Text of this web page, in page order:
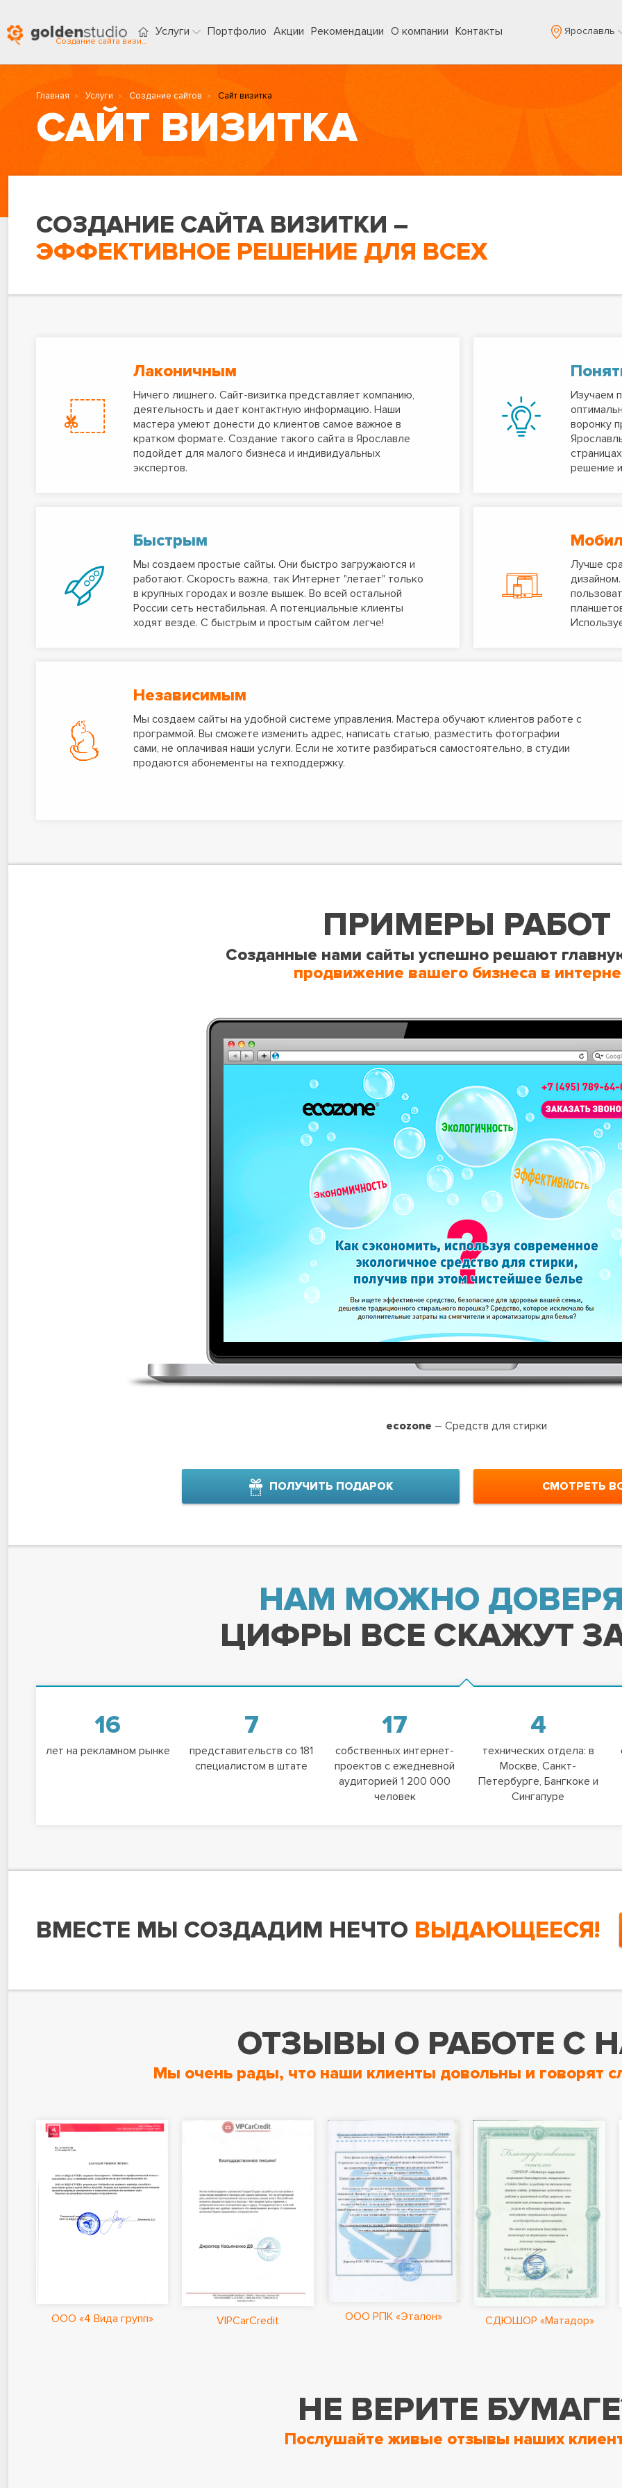
Создание сайта визитки в Ярославле
Услуги Портфолио Акции Рекомендации О компании Контакты Ярославль
Главная Услуги Создание сайтов Сайт визитка
САЙТ ВИЗИТКА
СОЗДАНИЕ САЙТА ВИЗИТКИ –
ЭФФЕКТИВНОЕ РЕШЕНИЕ ДЛЯ ВСЕХ
Лаконичным
Ничего лишнего. Сайт-визитка представляет компанию,
деятельность и дает контактную информацию. Наши
мастера умеют донести до клиентов самое важное в
кратком формате. Создание такого сайта в Ярославле
подойдет для малого бизнеса и индивидуальных
экспертов.
Изучаем
воронку
решение
Быстрым
Мы создаем простые сайты. Они быстро загружаются и
работают. Скорость важна, так Интернет "летает" только
в крупных городах и возле вышек. Во всей остальной
России сеть нестабильная. А потенциальные клиенты
ходят везде. С быстрым и простым сайтом легче!
Лучше
Независимым
Мы создаем сайты на удобной системе управления. Мастера обучают клиентов работе с
программой. Вы сможете изменить адрес, написать статью, разместить фотографии
сами, не оплачивая наши услуги. Если не хотите разбираться самостоятельно, в студии
продаются абонементы на техподдержку.
ПРИМЕРЫ РАБОТ
Созданные нами сайты успешно решают
продвижение вашего бизнеса в
ecozone – Средств для стирки
ПОЛУЧИТЬ ПОДАРОК СМОТРЕТЬ
НАМ МОЖНО
ЦИФРЫ ВСЕ СКАЖУТ
16
лет на рекламном рынке
7
представительств со 181
специалистом в штате
17
собственных интернет-
проектов с ежедневной
аудиторией 1 200 000
человек
4
технических отдела: в
Москве, Санкт-
Петербурге, Бангкоке и
Сингапуре
ВМЕСТЕ МЫ СОЗДАДИМ НЕЧТО ВЫДАЮЩЕЕСЯ!
ОТЗЫВЫ О РАБОТЕ С
Мы очень рады, что наши клиенты довольны и говорят
ООО «4 Вида групп» VIPCarCredit ООО РПК «Эталон» СДЮШОР «Матадор»
НЕ ВЕРИТЕ
Послушайте живые отзывы наших